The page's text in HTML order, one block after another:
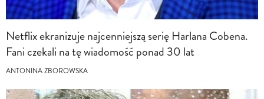
Netflix ekranizuje najcenniejszą serię Harlana Cobena.
Fani czekali na tę wiadomość ponad 30 lat
ANTONINA ZBOROWSKA